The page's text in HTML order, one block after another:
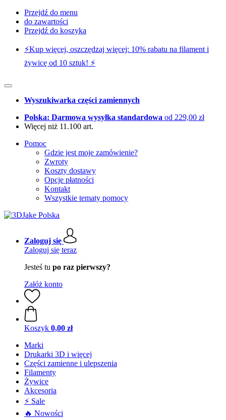
Przejdź do menu
do zawartości
Przejdź do koszyka
⚡️Kup więcej, oszczędzaj więcej: 10% rabatu na filament i
żywicę od 10 sztuk! ⚡️
Wyszukiwarka części zamiennych
Polska: Darmowa wysyłka standardowa od 229,00 zł
Więcej niż 11.100 art.
Pomoc
Gdzie jest moje zamówienie?
Zwroty
Koszty dostawy
Opcje płatności
Kontakt
Wszystkie tematy pomocy
Zaloguj się
Zaloguj się teraz
Jesteś tu po raz pierwszy?
Załóż konto
Koszyk 0,00 zł
Marki
Drukarki 3D i więcej
Części zamienne i ulepszenia
Filamenty
Żywice
Akcesoria
⚡ Sale
🔥 Nowości